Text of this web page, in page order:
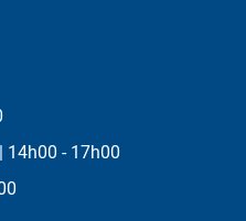
14h00 - 17h00